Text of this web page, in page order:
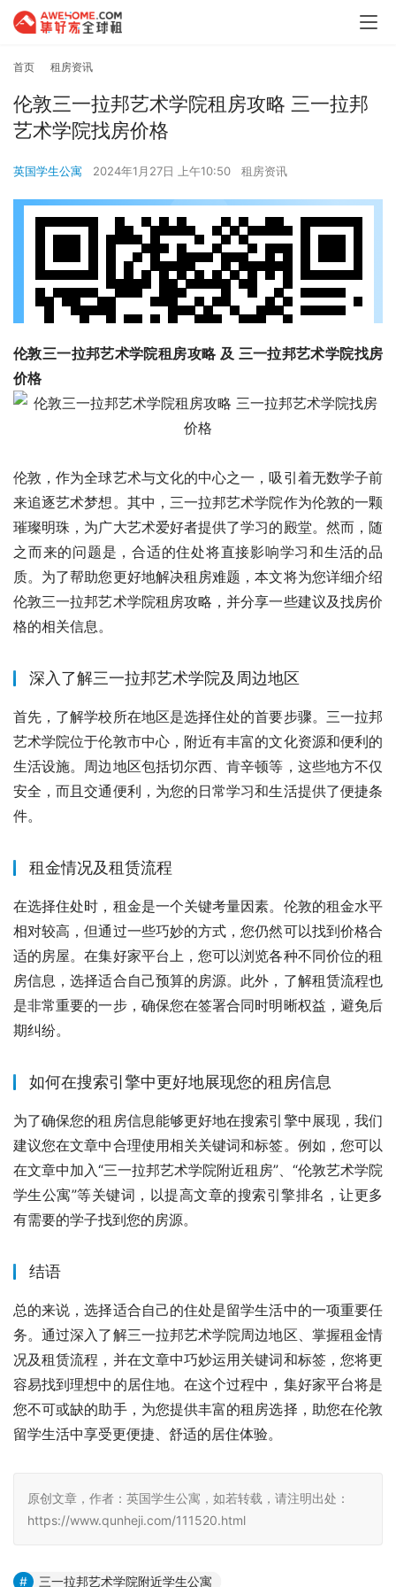
首页 租房资讯
伦敦三一拉邦艺术学院租房攻略 三一拉邦
艺术学院找房价格
英国学生公寓 2024年1月27日 上午10:50 租房资讯
伦敦三一拉邦艺术学院租房攻略 及 三一拉邦艺术学院找房
价格
伦敦，作为全球艺术与文化的中心之一，吸引着无数学子前
来追逐艺术梦想。其中，三一拉邦艺术学院作为伦敦的一颗
璀璨明珠，为广大艺术爱好者提供了学习的殿堂。然而，随
之而来的问题是，合适的住处将直接影响学习和生活的品
质。为了帮助您更好地解决租房难题，本文将为您详细介绍
伦敦三一拉邦艺术学院租房攻略，并分享一些建议及找房价
格的相关信息。
深入了解三一拉邦艺术学院及周边地区
首先，了解学校所在地区是选择住处的首要步骤。三一拉邦
艺术学院位于伦敦市中心，附近有丰富的文化资源和便利的
生活设施。周边地区包括切尔西、肯辛顿等，这些地方不仅
安全，而且交通便利，为您的日常学习和生活提供了便捷条
件。
租金情况及租赁流程
在选择住处时，租金是一个关键考量因素。伦敦的租金水平
相对较高，但通过一些巧妙的方式，您仍然可以找到价格合
适的房屋。在集好家平台上，您可以浏览各种不同价位的租
房信息，选择适合自己预算的房源。此外，了解租赁流程也
是非常重要的一步，确保您在签署合同时明晰权益，避免后
期纠纷。
如何在搜索引擎中更好地展现您的租房信息
为了确保您的租房信息能够更好地在搜索引擎中展现，我们
建议您在文章中合理使用相关关键词和标签。例如，您可以
在文章中加入“三一拉邦艺术学院附近租房”、“伦敦艺术学院
学生公寓”等关键词，以提高文章的搜索引擎排名，让更多
有需要的学子找到您的房源。
结语
总的来说，选择适合自己的住处是留学生活中的一项重要任
务。通过深入了解三一拉邦艺术学院周边地区、掌握租金情
况及租赁流程，并在文章中巧妙运用关键词和标签，您将更
容易找到理想中的居住地。在这个过程中，集好家平台将是
您不可或缺的助手，为您提供丰富的租房选择，助您在伦敦
留学生活中享受更便捷、舒适的居住体验。
原创文章，作者：英国学生公寓，如若转载，请注明出处：
https://www.qunheji.com/111520.html
三一拉邦艺术学院附近学生公寓